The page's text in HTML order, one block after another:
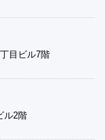
目ビル7階
ル2階